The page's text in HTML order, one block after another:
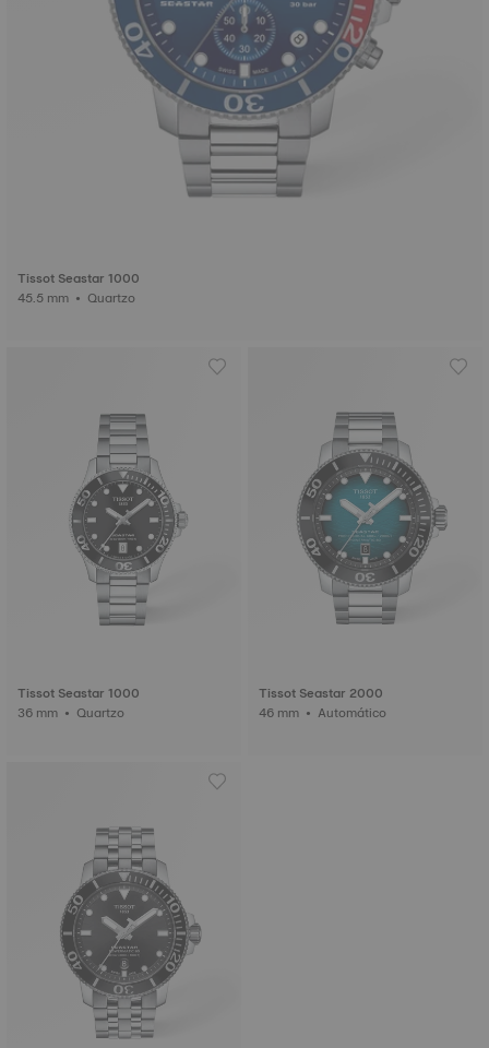
Tissot Seastar 1000
45.5 mm • Quartzo
Tissot Seastar 1000
36 mm • Quartzo
Tissot Seastar 2000
46 mm • Automático